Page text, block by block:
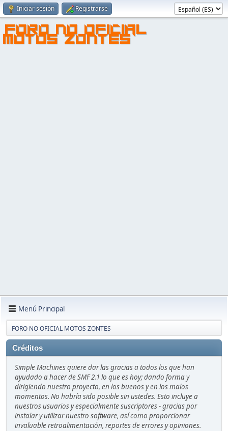
Iniciar sesión Registrarse
FORO NO OFICIAL
MOTOS ZONTES
Menú Principal
FORO NO OFICIAL MOTOS ZONTES
Créditos
Simple Machines quiere dar las gracias a todos los que han
ayudado a hacer de SMF 2.1 lo que es hoy; dando forma y
dirigiendo nuestro proyecto, en los buenos y en los malos
momentos. No habría sido posible sin ustedes. Esto incluye a
nuestros usuarios y especialmente suscriptores - gracias por
instalar y utilizar nuestro software, así como proporcionar
invaluable retroalimentación, reportes de errores y opiniones.